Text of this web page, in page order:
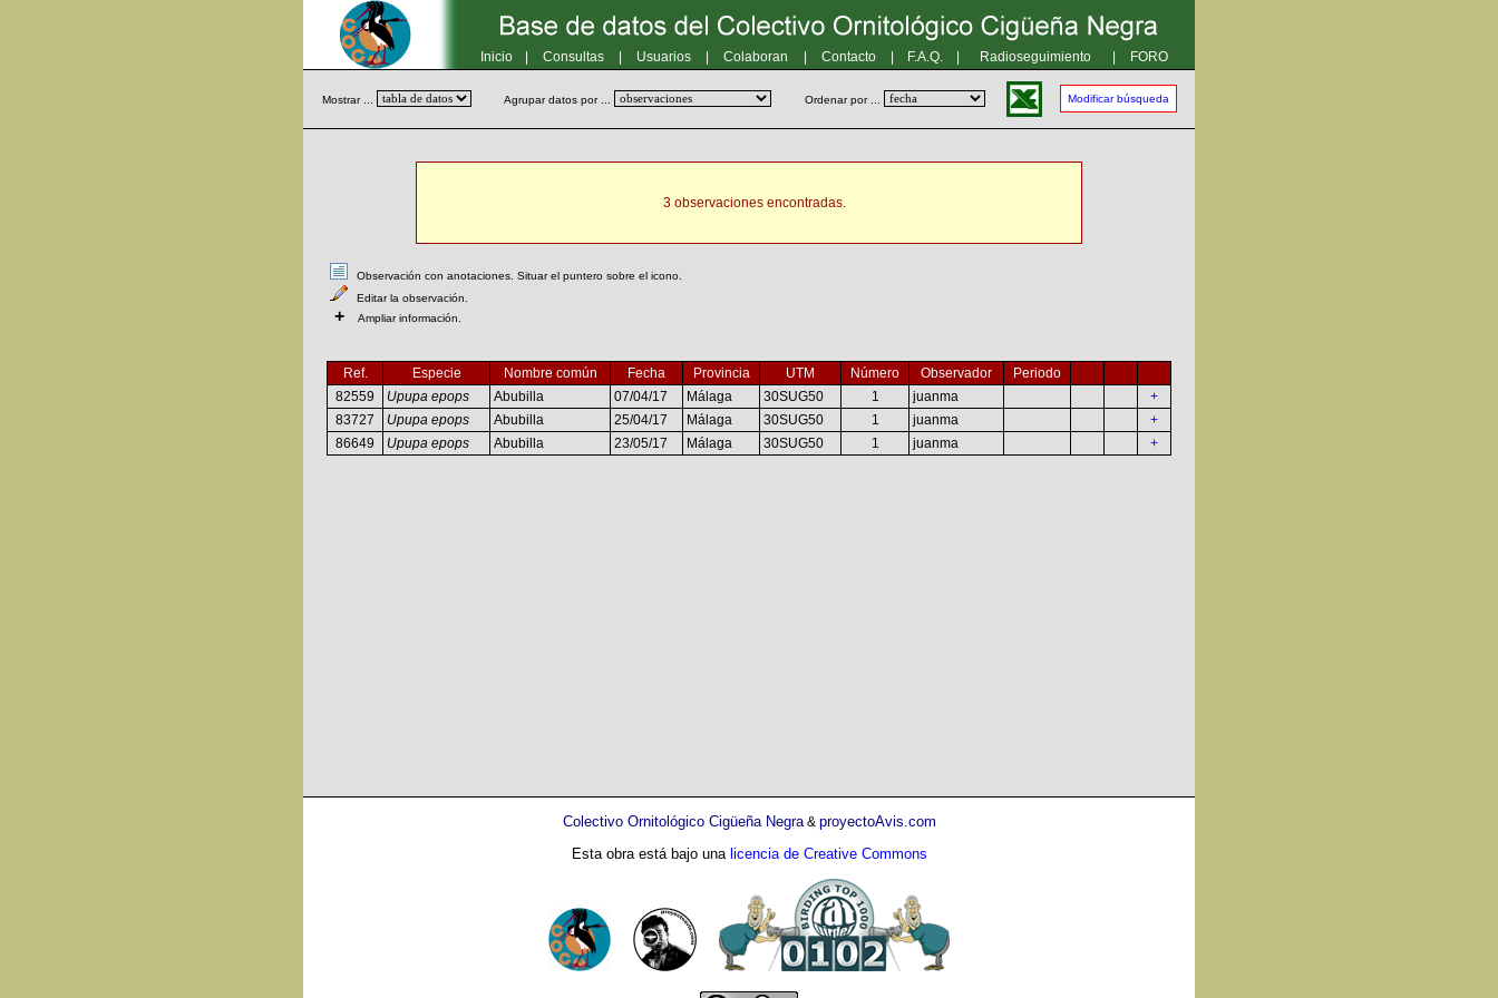
Inicio Consultas Usuarios Colaboran Contacto F.A.Q. Radioseguimiento FORO
Mostrar ... Agrupar datos por ... Ordenar por ... Modificar búsqueda
3 observaciones encontradas.
Observación con anotaciones. Situar el puntero sobre el icono.
Editar la observación.
+ Ampliar información.
Ref. Especie Nombre común Fecha Provincia UTM Número Observador
Periodo
82559
Upupa epops Abubilla 07/04/17 Málaga 30SUG50 1 juanma
+
83727
Upupa epops Abubilla 25/04/17 Málaga 30SUG50 1 juanma
+
86649
Upupa epops Abubilla 23/05/17 Málaga 30SUG50 1 juanma +
Colectivo Ornitológico Cigüeña Negra& proyectoAvis.com
Esta obra está bajo una licencia de Creative Commons